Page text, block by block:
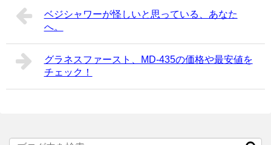
ベジシャワーが怪しいと思っている、あなた
へ。
グラネスファースト、MD-435の価格や最安値を
チェック！